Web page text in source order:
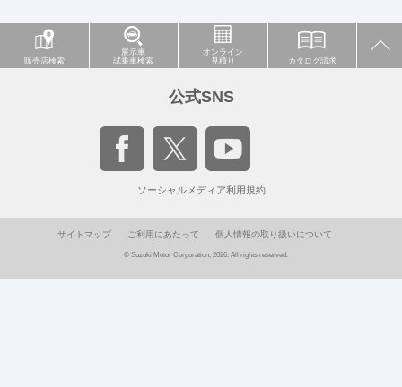
販売店検索
展示車
試乗車検索
オンライン
見積り
カタログ請求
公式SNS
ソーシャルメディア利用規約
サイトマップ ご利用にあたって 個人情報の取り扱いについて
© Suzuki Motor Corporation, 2026. All rights reserved.